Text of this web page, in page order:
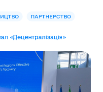
ПАРТНЕРСТВО
«Децентралізація»